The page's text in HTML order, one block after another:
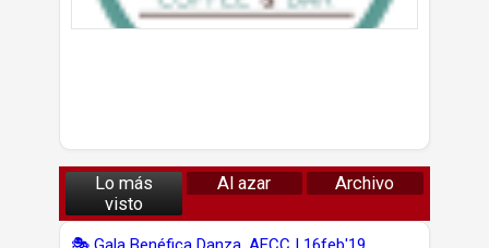
Lo más
visto
Al azar Archivo